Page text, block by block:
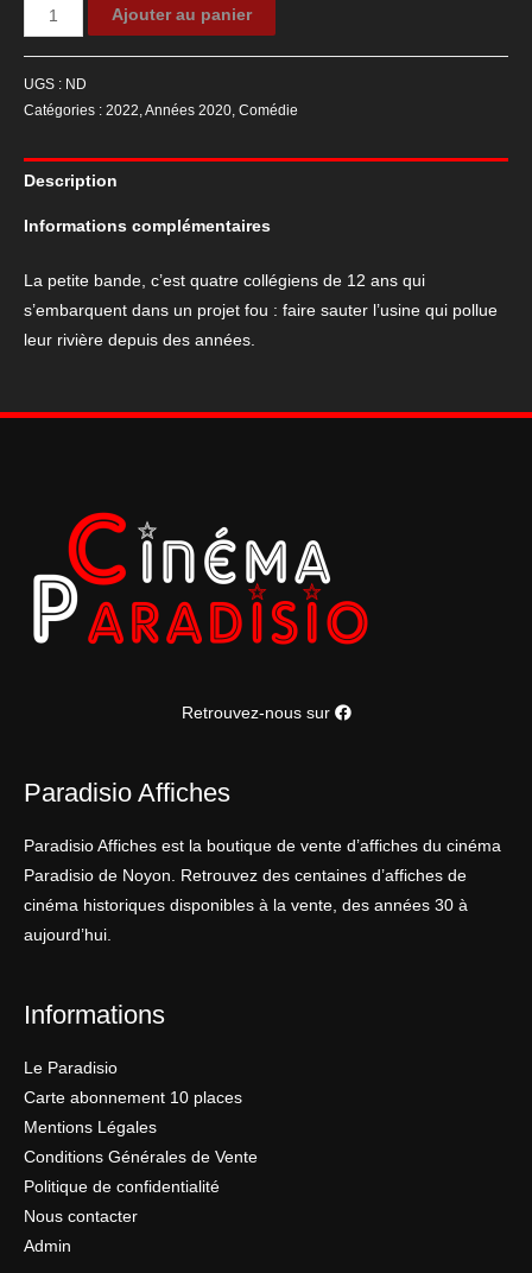
quantité
de
film
"La
Petite
Ajouter au panier
UGS : ND
Catégories : 2022,Années 2020, Comédie
Description
Informations complémentaires
La petite bande, c’est quatre collégiens de 12 ans qui
s’embarquent dans un projet fou : faire sauter l’usine qui pollue
leur rivière depuis des années.
Retrouvez-nous sur
Paradisio Affiches
Paradisio Affiches est la boutique de vente d’affiches du cinéma
Paradisio de Noyon. Retrouvez des centaines d’affiches de
cinéma historiques disponibles à la vente, des années 30 à
aujourd’hui.
Informations
Le Paradisio
Carte abonnement 10 places
Mentions Légales
Conditions Générales de Vente
Politique de confidentialité
Nous contacter
Admin